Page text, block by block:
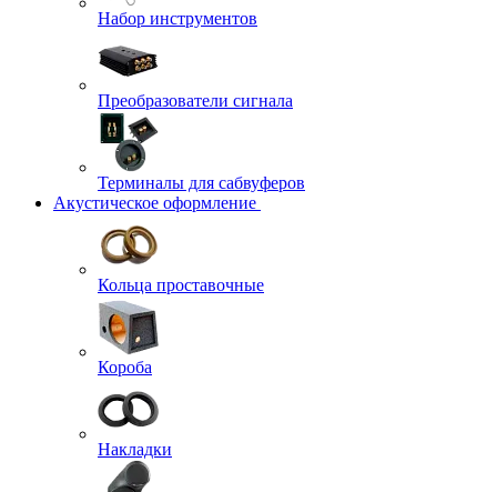
Набор инструментов
Преобразователи сигнала
Терминалы для сабвуферов
Акустическое оформление
Кольца проставочные
Короба
Накладки